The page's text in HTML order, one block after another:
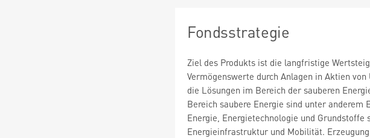
Fondsstrategie
Ziel des Produkts ist die langfristige
Vermögenswerte durch Anlagen in Aktien
die Lösungen im Bereich der sauberen
Bereich saubere Energie sind unter anderem
Energie, Energietechnologie und Grundstoffe
Energieinfrastruktur und Mobilität.